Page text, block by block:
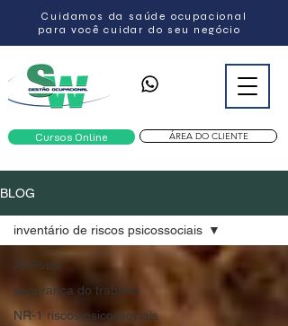
Cuidamos da saúde ocupacional
para você cuidar do seu negócio
Cursos Online ÁREA DO CLIENTE
BLOG
All Posts
segurança do trabaho
NR-1 riscos psicossociais
inventário de riscos psicossociais